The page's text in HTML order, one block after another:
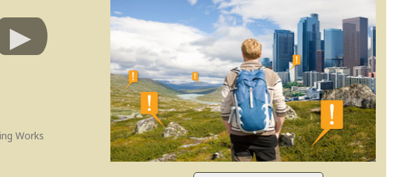
Works